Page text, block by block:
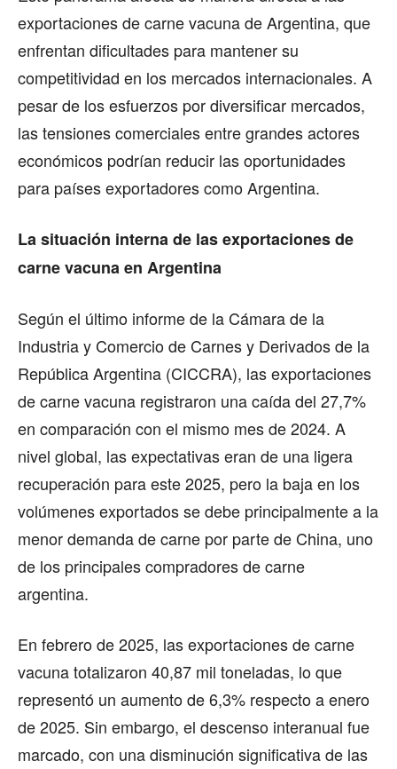
exportaciones de carne vacuna de Argentina, que
enfrentan dificultades para mantener su
competitividad en los mercados internacionales. A
pesar de los esfuerzos por diversificar mercados,
las tensiones comerciales entre grandes actores
económicos podrían reducir las oportunidades
para países exportadores como Argentina.
La situación interna de las exportaciones de
carne vacuna en Argentina
Según el último informe de la Cámara de la
Industria y Comercio de Carnes y Derivados de la
República Argentina (CICCRA), las exportaciones
de carne vacuna registraron una caída del 27,7%
en comparación con el mismo mes de 2024. A
nivel global, las expectativas eran de una ligera
recuperación para este 2025, pero la baja en los
volúmenes exportados se debe principalmente a la
menor demanda de carne por parte de China, uno
de los principales compradores de carne
argentina.
En febrero de 2025, las exportaciones de carne
vacuna totalizaron 40,87 mil toneladas, lo que
representó un aumento de 6,3% respecto a enero
de 2025. Sin embargo, el descenso interanual fue
marcado, con una disminución significativa de las